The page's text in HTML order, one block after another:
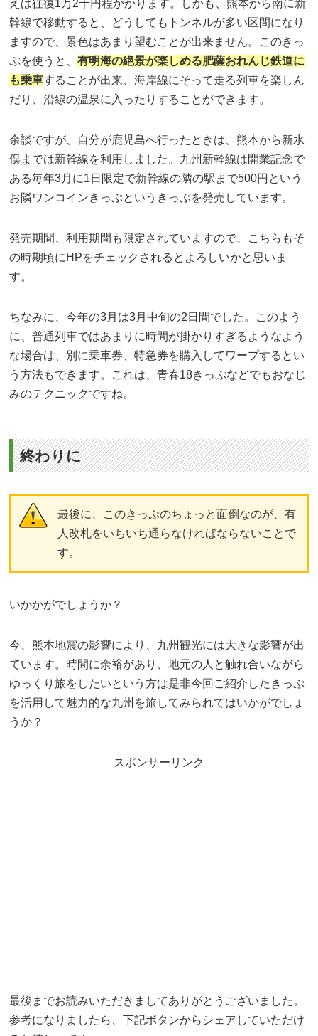
えば往復1万2千円程かかります。しかも、熊本から南に新
幹線で移動すると、どうしてもトンネルが多い区間になり
ますので、景色はあまり望むことが出来ません。このきっ
ぷを使うと、有明海の絶景が楽しめる肥薩おれんじ鉄道に
も乗車することが出来、海岸線にそって走る列車を楽しん
だり、沿線の温泉に入ったりすることができます。
余談ですが、自分が鹿児島へ行ったときは、熊本から新水
俣までは新幹線を利用しました。九州新幹線は開業記念で
ある毎年3月に1日限定で新幹線の隣の駅まで500円という
お隣ワンコインきっぷというきっぷを発売しています。
発売期間、利用期間も限定されていますので、こちらもそ
の時期頃にHPをチェックされるとよろしいかと思いま
す。
ちなみに、今年の3月は3月中旬の2日間でした。このよう
に、普通列車ではあまりに時間が掛かりすぎるようなよう
な場合は、別に乗車券、特急券を購入してワープするとい
う方法もできます。これは、青春18きっぷなどでもおなじ
みのテクニックですね。
終わりに
最後に、このきっぷのちょっと面倒なのが、有
人改札をいちいち通らなければならないことで
す。
いかかがでしょうか？
今、熊本地震の影響により、九州観光には大きな影響が出
ています。時間に余裕があり、地元の人と触れ合いながら
ゆっくり旅をしたいという方は是非今回ご紹介したきっぷ
を活用して魅力的な九州を旅してみられてはいかがでしょ
うか？
スポンサーリンク
最後までお読みいただきましてありがとうございました。
参考になりましたら、下記ボタンからシェアしていただけ